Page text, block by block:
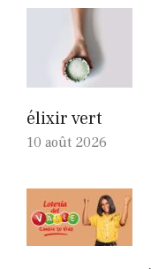
élixir vert
10 août 2026